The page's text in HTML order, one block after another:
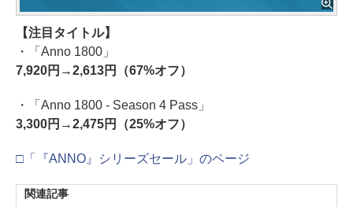
【注目タイトル】
・「Anno 1800」
7,920円→2,613円（67%オフ）
・「Anno 1800 - Season 4 Pass」
3,300円→2,475円（25%オフ）
□「『ANNO』シリーズセール」のページ
関連記事